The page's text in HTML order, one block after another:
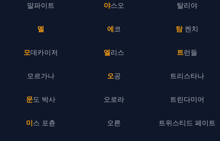
말파이트
멜
모데카이저
모르가나
문도 박사
미스 포츈
야스오
에코
엘리스
오공
오로라
오른
탈리야
탐 켄치
트런들
트리스타나
트린다미어
트위스티드 페이트